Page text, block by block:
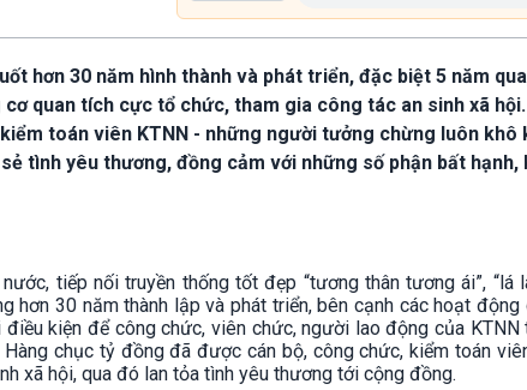
hơn 30 năm hình thành và phát triển, đặc biệt 5 năm
quan tích cực tổ chức, tham gia công tác an sinh xã
toán viên KTNN - những người tưởng chừng luôn khô
tình yêu thương, đồng cảm với những số phận bất
tiếp nối truyền thống tốt đẹp “tương thân tương ái”, “lá
hơn 30 năm thành lập và phát triển, bên cạnh các hoạt động
kiện để công chức, viên chức, người lao động của
chục tỷ đồng đã được cán bộ, công chức, kiểm toán
xã hội, qua đó lan tỏa tình yêu thương tới cộng đồng.